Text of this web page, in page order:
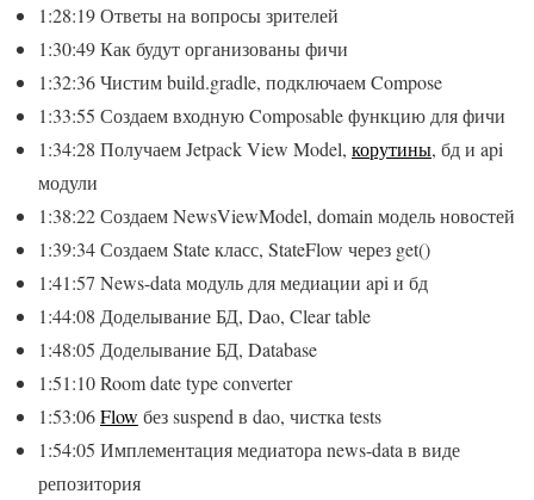
1:28:19 Ответы на вопросы зрителей
1:30:49 Как будут организованы фичи
1:32:36 Чистим build.gradle, подключаем Compose
1:33:55 Создаем входную Composable функцию для фичи
1:34:28 Получаем Jetpack View Model, корутины, бд и api
модули
1:38:22 Создаем NewsViewModel, domain модель новостей
1:39:34 Создаем State класс, StateFlow через get()
1:41:57 News-data модуль для медиации api и бд
1:44:08 Доделывание БД, Dao, Clear table
1:48:05 Доделывание БД, Database
1:51:10 Room date type converter
1:53:06Flow без suspend в dao, чистка tests
1:54:05 Имплементация медиатора news-data в виде
репозитория